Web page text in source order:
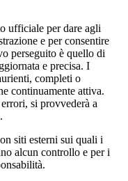
ufficiale per dare agli
e per consentire
perseguito è quello di
e precisa. I
completi o
continuamente attiva.
si provvederà a
siti esterni sui quali i
alcun controllo e per i